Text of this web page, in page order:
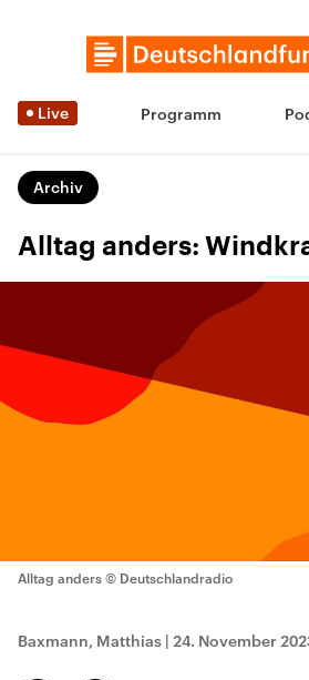
Live Programm
Archiv
Alltag anders:
Alltag anders © Deutschlandradio
Baxmann, Matthias | 24. November